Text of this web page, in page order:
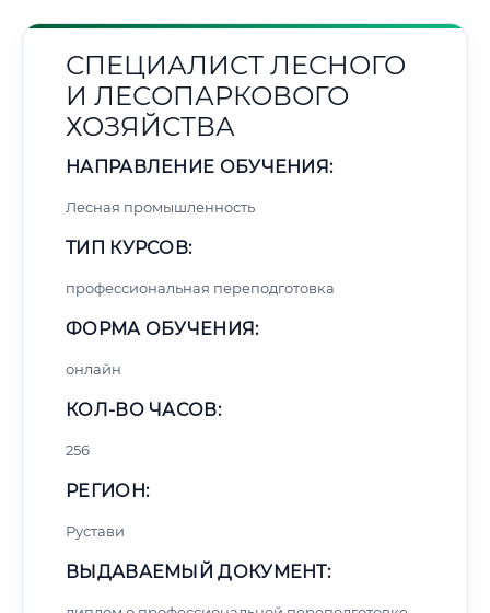
СПЕЦИАЛИСТ ЛЕСНОГО
И ЛЕСОПАРКОВОГО
ХОЗЯЙСТВА
НАПРАВЛЕНИЕ ОБУЧЕНИЯ:
Лесная промышленность
ТИП КУРСОВ:
профессиональная переподготовка
ФОРМА ОБУЧЕНИЯ:
онлайн
КОЛ-ВО ЧАСОВ:
256
РЕГИОН:
Рустави
ВЫДАВАЕМЫЙ ДОКУМЕНТ: